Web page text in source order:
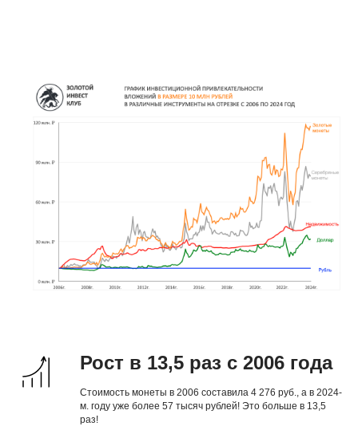
Рост в 13,5 раз с 2006 года
Стоимость монеты в 2006 составила 4 276 руб., а в 2024-
м. году уже более 57 тысяч рублей! Это больше в 13,5
раз!